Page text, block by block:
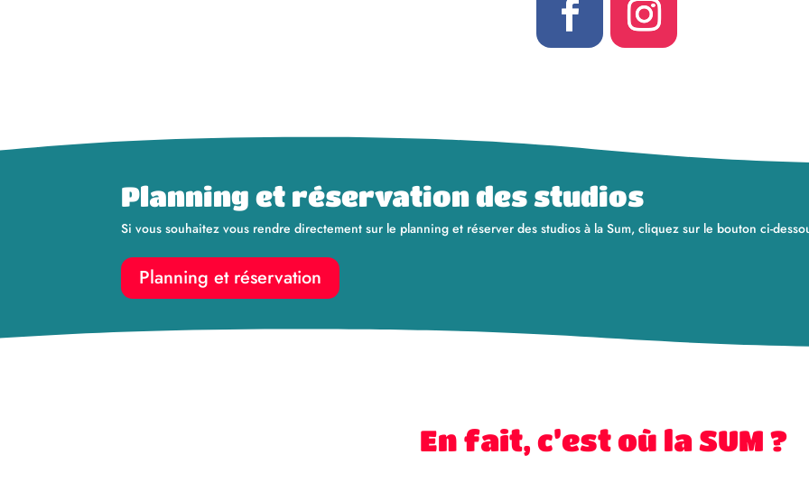
Planning et réservation des studios
Si vous souhaitez vous rendre directement sur le planning et réserver des studios à la Sum, cliquez sur le bouton ci-
Planning et réservation
En fait, c’est où la SUM ?